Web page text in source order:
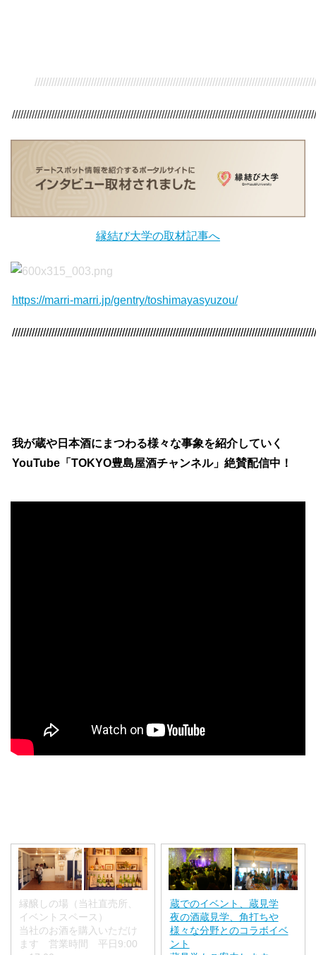
縁結び大学の取材記事へ
https://marri-marri.jp/gentry/toshimayasyuzou/
我が蔵や日本酒にまつわる様々な事象を紹介していく
YouTube「TOKYO豊島屋酒チャンネル」絶賛配信中！
縁醸しの場（当社直売所、
イベントスペース）
当社のお酒を購入いただけ
ます 営業時間 平日9:00
蔵でのイベント、蔵見学
夜の酒蔵見学、角打ちや
様々な分野とのコラボイベ
ント